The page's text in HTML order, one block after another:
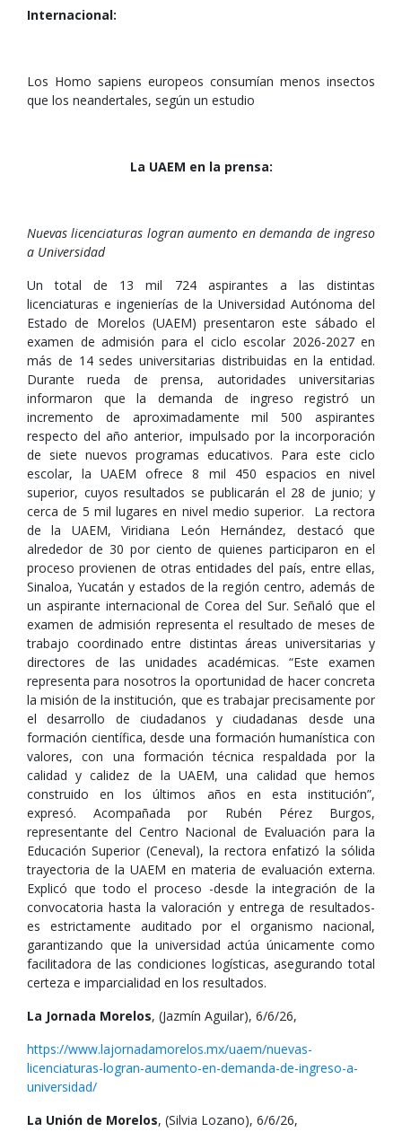
Internacional:
Los Homo sapiens europeos consumían menos insectos
que los neandertales, según un estudio
La UAEM en la prensa:
Nuevas licenciaturas logran aumento en demanda de ingreso
a Universidad
Un total de 13 mil 724 aspirantes a las distintas
licenciaturas e ingenierías de la Universidad Autónoma del
Estado de Morelos (UAEM) presentaron este sábado el
examen de admisión para el ciclo escolar 2026-2027 en
más de 14 sedes universitarias distribuidas en la entidad.
Durante rueda de prensa, autoridades universitarias
informaron que la demanda de ingreso registró un
incremento de aproximadamente mil 500 aspirantes
respecto del año anterior, impulsado por la incorporación
de siete nuevos programas educativos. Para este ciclo
escolar, la UAEM ofrece 8 mil 450 espacios en nivel
superior, cuyos resultados se publicarán el 28 de junio; y
cerca de 5 mil lugares en nivel medio superior. La rectora
de la UAEM, Viridiana León Hernández, destacó que
alrededor de 30 por ciento de quienes participaron en el
proceso provienen de otras entidades del país, entre ellas,
Sinaloa, Yucatán y estados de la región centro, además de
un aspirante internacional de Corea del Sur. Señaló que el
examen de admisión representa el resultado de meses de
trabajo coordinado entre distintas áreas universitarias y
directores de las unidades académicas. “Este examen
representa para nosotros la oportunidad de hacer concreta
la misión de la institución, que es trabajar precisamente por
el desarrollo de ciudadanos y ciudadanas desde una
formación científica, desde una formación humanística con
valores, con una formación técnica respaldada por la
calidad y calidez de la UAEM, una calidad que hemos
construido en los últimos años en esta institución”,
expresó. Acompañada por Rubén Pérez Burgos,
representante del Centro Nacional de Evaluación para la
Educación Superior (Ceneval), la rectora enfatizó la sólida
trayectoria de la UAEM en materia de evaluación externa.
Explicó que todo el proceso -desde la integración de la
convocatoria hasta la valoración y entrega de resultados-
es estrictamente auditado por el organismo nacional,
garantizando que la universidad actúa únicamente como
facilitadora de las condiciones logísticas, asegurando total
certeza e imparcialidad en los resultados.
La Jornada Morelos, (Jazmín Aguilar), 6/6/26,
https://www.lajornadamorelos.mx/uaem/nuevas-
licenciaturas-logran-aumento-en-demanda-de-ingreso-a-
universidad/
La Unión de Morelos, (Silvia Lozano), 6/6/26,